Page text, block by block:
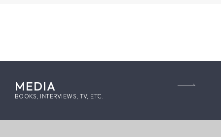
MEDIA
BOOKS, INTERVIEWS, TV, ETC.